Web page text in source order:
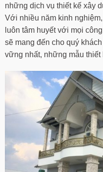
những dịch vụ thiết kế xây
Với nhiều năm kinh
luôn tâm huyết với mọi
sẽ mang đến cho quý
vững nhất, những mẫu thiết